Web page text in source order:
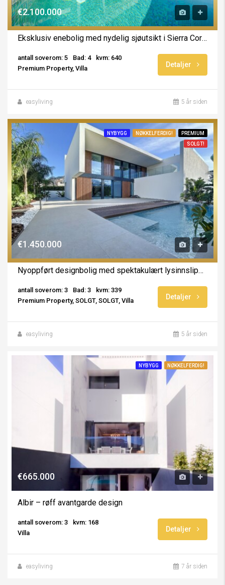
€2.100.000
Eksklusiv enebolig med nydelig sjøutsikt i Sierra Cortina
antall soverom: 5 Bad: 4
kvm: 640
Premium Property, Villa
Detaljer
easyliving 5 år siden
NYBYGG NØKKELFERDIG!
PREMIUM
SOLGT!
€1.450.000
Nyoppført designbolig med spektakulært lysinnslipp og arkitektur i toppklasse
antall soverom: 3 Bad: 3
kvm: 339
Premium Property, SOLGT, SOLGT, Villa
Detaljer
easyliving 5 år siden
NYBYGG NØKKELFERDIG!
€665.000
Albir – røff avantgarde design
antall soverom: 3
kvm: 168
Villa
Detaljer
easyliving 7 år siden